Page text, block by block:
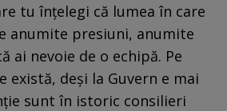
tu înțelegi că lumea în care
anumite presiuni, anumite
ai nevoie de o echipă. Pe
există, deși la Guvern e mai
sunt în istoric consilieri